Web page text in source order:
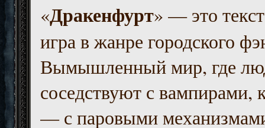
«Дракенфурт» — это
игра в жанре городского
Вымышленный мир, где
соседствуют с вампирами,
— с паровыми